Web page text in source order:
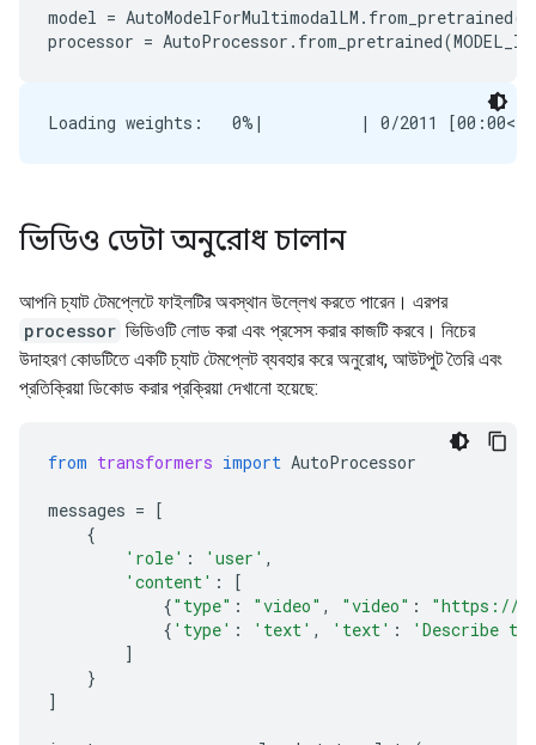
model = AutoModelForMultimodalLM . from_pretrained(
processor = AutoProcessor . from_pretrained(MODEL_ID
ভিডিও ডেটা অনুরোধ চালান
আপনি চ্যাট টেমপ্লেটে ফাইলটির অবস্থান উল্লেখ করতে পারেন। এরপর
processor ভিডিওটি লোড করা এবং প্রসেস করার কাজটি করবে। নিচের
উদাহরণ কোডটিতে একটি চ্যাট টেমপ্লেট ব্যবহার করে অনুরোধ, আউটপুট তৈরি এবং
প্রতিক্রিয়া ডিকোড করার প্রক্রিয়া দেখানো হয়েছে:
from transformers import AutoProcessor
messages = [
{
'role' : 'user' ,
'content' :
[
{"type" : "video" , "video" :
"https://
{ 'type' : 'text' , 'text' :
'Describe
]
}
]